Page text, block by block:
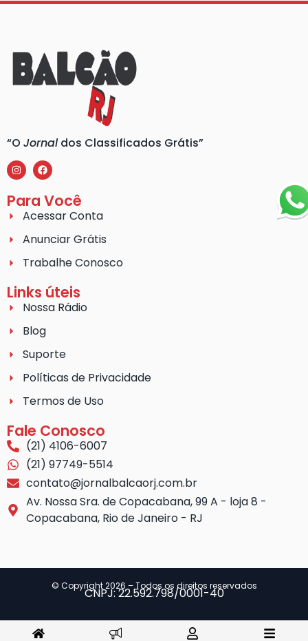
“O Jornaldos Classificados Grátis”
Para Você
Acessar Conta
Anunciar Grátis
Trabalhe Conosco
Links úteis
Nossa Rádio
Blog
Suporte
Políticas de Privacidade
Termos de Uso
Fale Conosco
(21) 4106-6007
(21) 97749-5514
contato@jornalbalcaorj.com.br
Av. Nossa Sra. de Copacabana, 99 A - loja 8 -
Copacabana, Rio de Janeiro - RJ
© Copyright 2026 – Todos os direitos reservados
CNPJ: 22.592.798/0001-40